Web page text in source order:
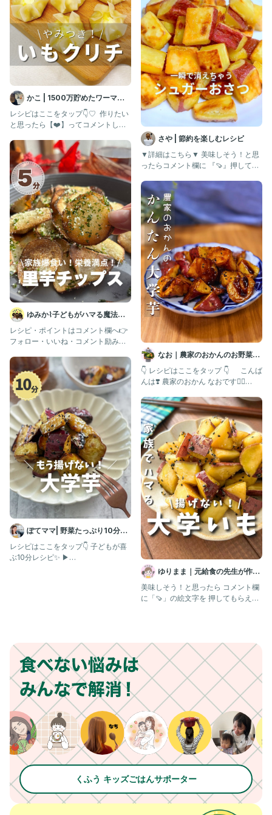
かこ | 1500万貯めたワーママ
の節約ごはん
レシピはここをタップ👇♡ ⁡ 作りたい
と思ったら【❤️】ってコメントして
ゆみか⌇子どもがハマる魔法の
レシピ｜幼児食
レシピ・ポイントはコメント欄へ👉
フォロー・いいね・コメント励みに
ぽてママ| 野菜たっぷり10分レ
シピ
レシピはここをタップ👇 子どもが喜
ぶ10分レシピ✨ ▶︎
さや | 節約を楽しむレシピ
▼詳細はこちら▼ 美味しそう！と思
ったらコメント欄に 『🍠』押してね
なお｜農家のおかんのお野菜レ
シピ
👇 レシピはここをタップ 👇 こんば
んは❣️ 農家のおかん なおです🙇‍♀️
ゆりまま｜元給食の先生が作る
子ども喜ぶレシピ🧑🏻‍🍳
美味しそう！と思ったら コメント欄
に「🍠」の絵文字を 押してもらえた
くふう キッズごはんサポーター